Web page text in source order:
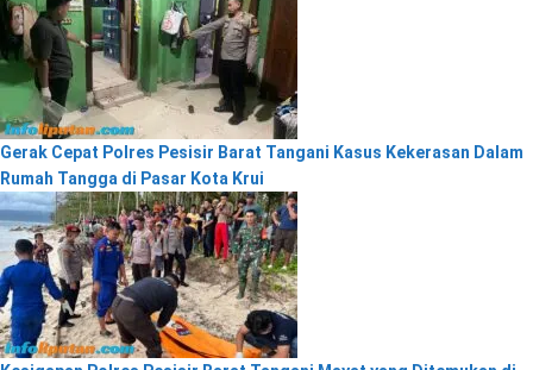
Gerak Cepat Polres Pesisir Barat Tangani Kasus Kekerasan Dalam
Rumah Tangga di Pasar Kota Krui